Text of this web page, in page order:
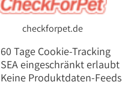
checkforpet.de
60 Tage Cookie-Tracking
SEA eingeschränkt erlaubt
Keine Produktdaten-Feeds